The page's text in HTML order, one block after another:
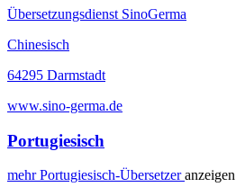
Übersetzungsdienst SinoGerma
Chinesisch
64295 Darmstadt
www.sino-germa.de
Portugiesisch
mehrPortugiesisch-Übersetzeranzeigen